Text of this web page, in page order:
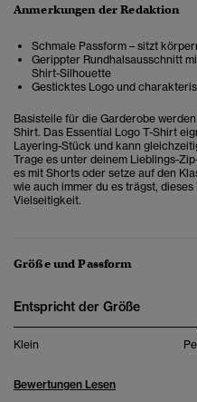
Anmerkungen der Redaktion
Schmale Passform – sitzt
Gerippter Rundhalsausschnitt
Shirt-Silhouette
Gesticktes Logo und
Basisteile für die Garderobe
Shirt. Das Essential Logo T-Shirt
Layering-Stück und kann
Trage es unter deinem Lieblings-
es mit Shorts oder setze auf den
wie auch immer du es trägst,
Vielseitigkeit.
Größe und Passform
Entspricht der Größe
Klein
Bewertungen Lesen